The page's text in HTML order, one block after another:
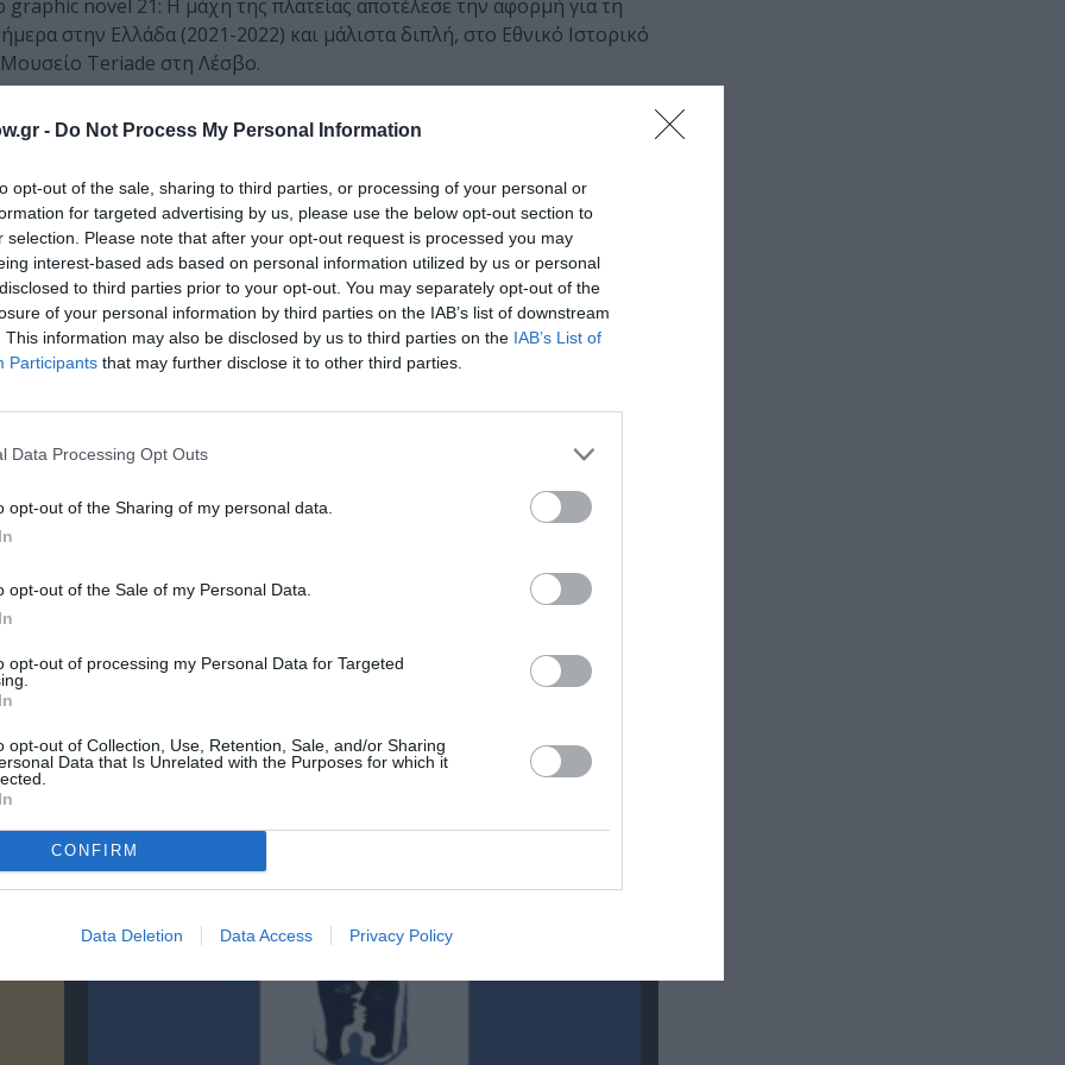
- Do Not Process My Personal Information
opt-out of the sale, sharing to third parties, or processing of your personal or
for targeted advertising by us, please use the below opt-out section to
selection. Please note that after your opt-out request is processed you may
interest-based ads based on personal information utilized by us or personal
to third parties prior to your opt-out. You may separately opt-out of the
of your personal information by third parties on the IAB’s list of downstream
This information may also be disclosed by us to third parties on the IAB’s List of
Participants that may further disclose it to other third parties.
Data Processing Opt Outs
opt-out of the Sharing of my personal data.
opt-out of the Sale of my Personal Data.
opt-out of processing my Personal Data for Targeted
opt-out of Collection, Use, Retention, Sale, and/or Sharing
Data that Is Unrelated with the Purposes for which it
CONFIRM
Data Deletion Data Access Privacy Policy
novel 21: Η μάχη της πλατείας αποτέλεσε την αφορμή για τη
στην Ελλάδα (2021-2022) και μάλιστα διπλή, στο Εθνικό Ιστορικό
Teriade στη Λέσβο.
19,98 €, ISBN: 978-960-04-5263-1
πρώτοι όλες τις ειδήσεις
στοCulturenow.gr
Δες εδώ!❯
ΚΕΔΡΟΣ
και τον Πολιτισμό!
Άρθρα